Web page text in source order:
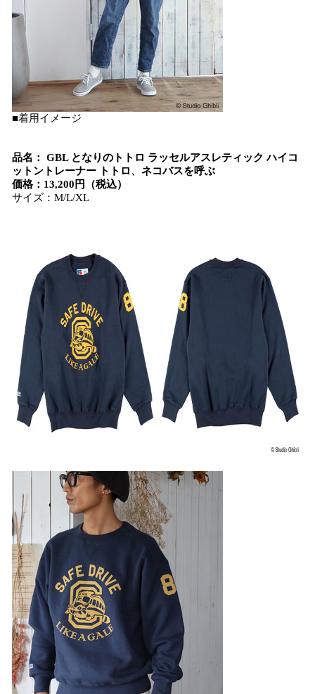
■着用イメージ
品名： GBL となりのトトロ ラッセルアスレティック ハイコ
ットントレーナー トトロ、ネコバスを呼ぶ
価格：13,200円（税込）
サイズ：M/L/XL